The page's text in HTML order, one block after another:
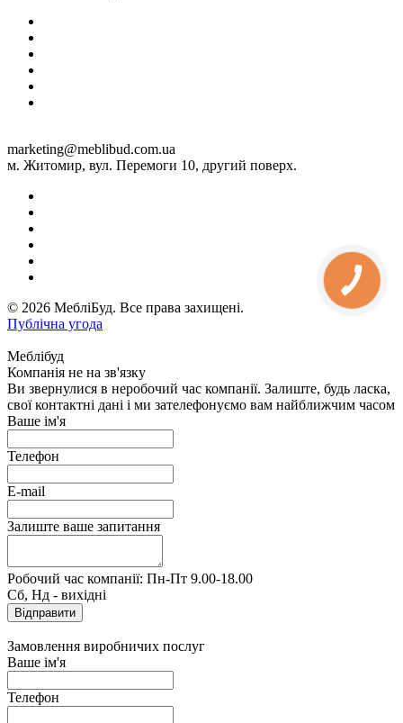
marketing@meblibud.com.ua
м. Житомир, вул. Перемоги 10, другий поверх.
© 2026 МебліБуд. Все права захищені.
Публічна угода
Меблібуд
Компанія не на зв'язку
Ви звернулися в неробочий час компанії. Залиште, будь ласка,
свої контактні дані і ми зателефонуємо вам найближчим часом
Ваше ім'я
Телефон
E-mail
Залиште ваше запитання
Робочий час компанії: Пн-Пт 9.00-18.00
Сб, Нд - вихідні
Замовлення виробничих послуг
Ваше ім'я
Телефон